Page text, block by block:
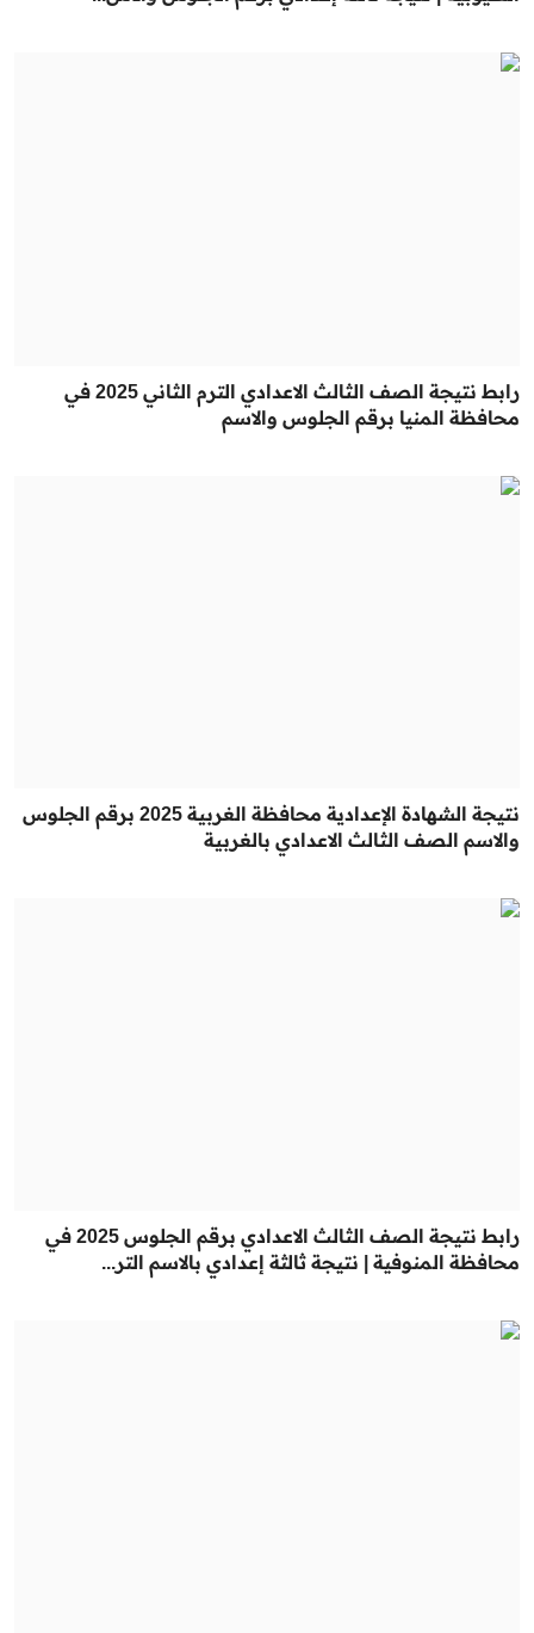
رابط نتيجة الصف الثالث الاعدادي الترم الثاني 2025 في
محافظة المنيا برقم الجلوس والاسم
نتيجة الشهادة الإعدادية محافظة الغربية 2025 برقم الجلوس
والاسم الصف الثالث الاعدادي بالغربية
رابط نتيجة الصف الثالث الاعدادي برقم الجلوس 2025 في
محافظة المنوفية | نتيجة ثالثة إعدادي بالاسم التر...